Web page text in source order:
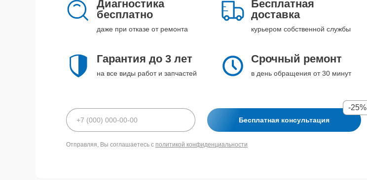
Диагностика
бесплатно
даже при отказе от ремонта
Бесплатная
доставка
курьером собственной службы
Гарантия до 3 лет
на все виды работ и запчастей
Срочный ремонт
в день обращения от 30 минут
Бесплатная консультация
-25%
Отправляя, Вы соглашаетесь с политикой конфиденциальности